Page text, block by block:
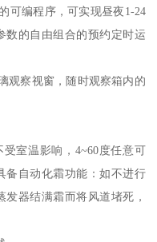
可编程序，可实现昼夜1-24
数的自由组合的预约定时运
观察视窗，随时观察箱内的
室温影响，4~60度任意可
备自动化霜功能：如不进行
器结满霜而将风道堵死，